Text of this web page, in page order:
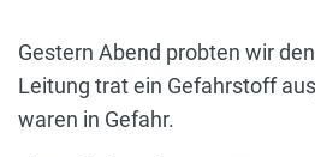
Gestern Abend probten wir
Leitung trat ein Gefahrstoff
waren in Gefahr.